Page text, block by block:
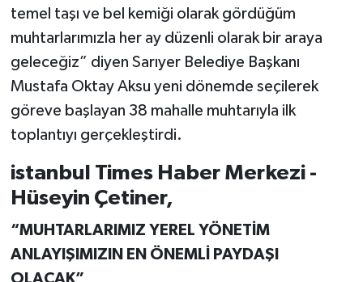
temel taşı ve bel kemiği olarak gördüğüm
muhtarlarımızla her ay düzenli olarak bir araya
geleceğiz” diyen Sarıyer Belediye Başkanı
Mustafa Oktay Aksu yeni dönemde seçilerek
göreve başlayan 38 mahalle muhtarıyla ilk
toplantıyı gerçekleştirdi.
istanbul Times Haber Merkezi -
Hüseyin Çetiner,
“MUHTARLARIMIZ YEREL YÖNETİM
ANLAYIŞIMIZIN EN ÖNEMLİ PAYDAŞI
OLACAK”